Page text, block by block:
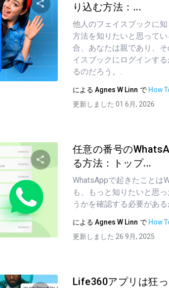
この記事を共有する
ツイッター フェイスブック リンクをコピーする
り込む方法：...
他人のフェイスブックに
方法を知りたいと思って
合、あなたは親であり、
イスブックにログインす
るのだろう。.
による Agnes W Linn で How
更新しました 01 6月, 2026
この記事を共有する
ツイッター フェイスブック リンクをコピーする
任意の番号の
る方法：トップ...
WhatsAppで起きたことは
も、もっと知りたいと思
うかを確認する必要がある
による Agnes W Linn で How
更新しました 26 9月, 2025
Life360アプリは狂